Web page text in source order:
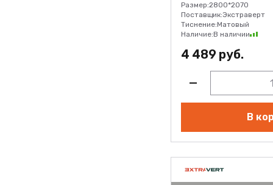
Размер:2800*2070
Поставщик:Экстраверт
Тиснение:Матовый
Наличие:В наличии
4 489 руб.
В